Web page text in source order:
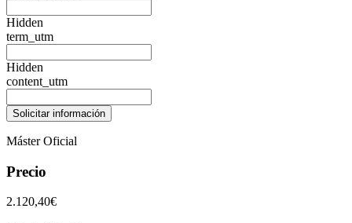
Hidden
term_utm
Hidden
content_utm
Máster Oficial
Precio
2.120,40€